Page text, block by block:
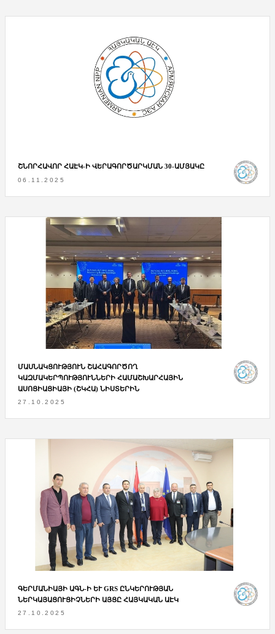
ՇՆՈՐՀԱՎՈՐ ՀԱԷԿ-Ի ՎԵՐԱԳՈՐԾԱՐԿՄԱՆ 30-ԱՄՅԱԿԸ
06.11.2025
ՄԱՍՆԱԿՑՈՒԹՅՈՒՆ ՇԱՀԱԳՈՐԾՈՂ
ԿԱԶՄԱԿԵՐՊՈՒԹՅՈՒՆՆԵՐԻ ՀԱՄԱՇԽԱՐՀԱՅԻՆ
ԱՍՈՑԻԱՑԻԱՅԻ (ՇԿՀԱ) ՆԻՍՏԵՐԻՆ
27.10.2025
ԳԵՐՄԱՆԻԱՅԻ ԱԳՆ-Ի ԵՒ GRS ԸՆԿԵՐՈՒԹՅԱՆ Ն
ԵՐԿԱՅԱՑՈՒՑԻՉՆԵՐԻ ԱՅՑԸ ՀԱՅԿԱԿԱՆ ԱԷԿ
27.10.2025